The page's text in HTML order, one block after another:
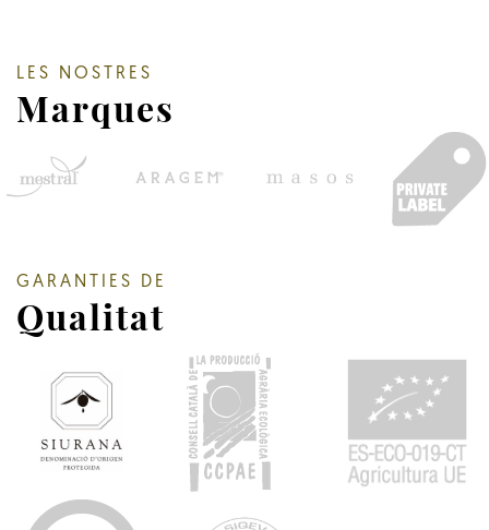
LES NOSTRES
Marques
GARANTIES DE
Qualitat